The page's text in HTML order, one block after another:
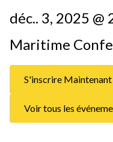
déc.. 3, 2025
Maritime
S'inscrire Maintenant
Voir tous les